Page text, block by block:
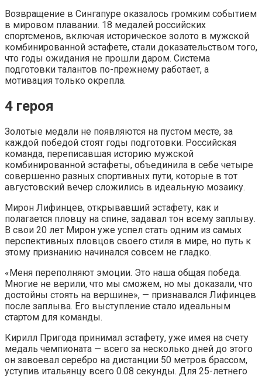
Возвращение в Сингапуре оказалось громким событием
в мировом плавании. 18 медалей российских
спортсменов, включая историческое золото в мужской
комбинированной эстафете, стали доказательством того,
что годы ожидания не прошли даром. Система
подготовки талантов по-прежнему работает, а
мотивация только окрепла.
4 героя
Золотые медали не появляются на пустом месте, за
каждой победой стоят годы подготовки. Российская
команда, переписавшая историю мужской
комбинированной эстафеты, объединила в себе четыре
совершенно разных спортивных пути, которые в тот
августовский вечер сложились в идеальную мозаику.
Мирон Лифинцев, открывавший эстафету, как и
полагается пловцу на спине, задавал тон всему заплыву.
В свои 20 лет Мирон уже успел стать одним из самых
перспективных пловцов своего стиля в мире, но путь к
этому признанию начинался совсем не гладко.
«Меня переполняют эмоции. Это наша общая победа.
Многие не верили, что мы сможем, но мы доказали, что
достойны стоять на вершине», — признавался Лифинцев
после заплыва. Его выступление стало идеальным
стартом для команды.
Кирилл Пригода принимал эстафету, уже имея на счету
медаль чемпионата — всего за несколько дней до этого
он завоевал серебро на дистанции 50 метров брассом,
уступив итальянцу всего 0.08 секунды. Для 25-летнего